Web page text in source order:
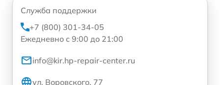
Служба поддержки
+7 (800) 301-34-05
Ежедневно с 9:00 до 21:00
info@kir.hp-repair-center.ru
ул. Воровского, 77